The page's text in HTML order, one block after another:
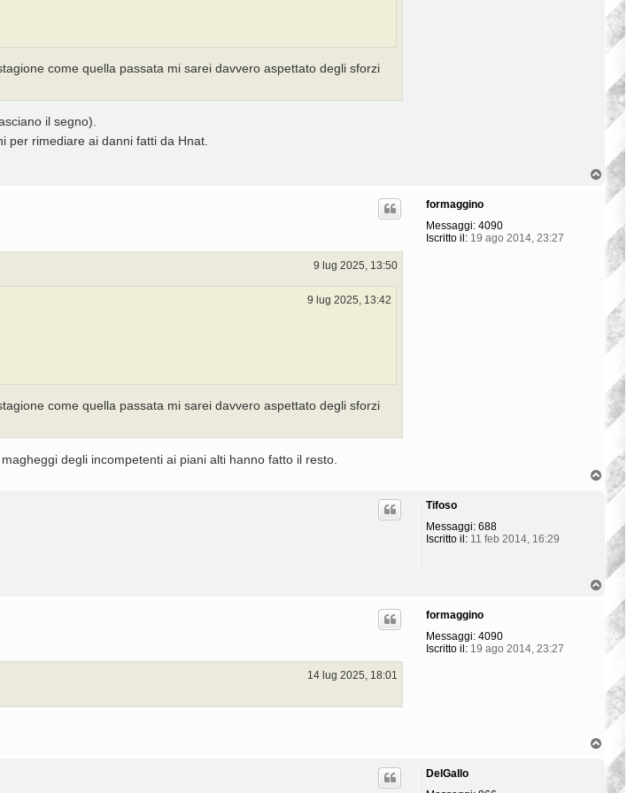
come quella passata mi sarei davvero aspettato degli sforzi
il segno).
per rimediare ai danni fatti da Hnat.
formaggino
Messaggi: 4090
Iscritto il: 19 ago 2014, 23:27
9 lug 2025, 13:50
9 lug 2025, 13:42
come quella passata mi sarei davvero aspettato degli sforzi
degli incompetenti ai piani alti hanno fatto il resto.
p
Tifoso
Messaggi: 688
Iscritto il: 11 feb 2014, 16:29
formaggino
Messaggi: 4090
Iscritto il: 19 ago 2014, 23:27
14 lug 2025, 18:01
p
DelGallo